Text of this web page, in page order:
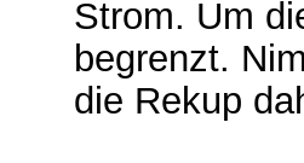
Strom. Um
begrenzt.
die Rekup